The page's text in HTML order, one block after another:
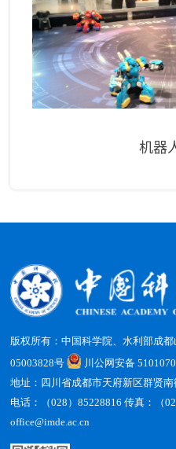
机器
版权所有：中国科学院、水利部成
05003828号
川公网安备
地址：四川省成都市天府新区群贤
电话：（028）85228816 传真：（
office@imde.ac.cn